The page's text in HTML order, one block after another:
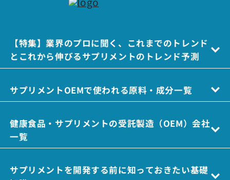
【特集】業界のプロに聞く、これまでのトレンド
とこれから伸びるサプリメントのトレンド予測
サプリメントOEMで使われる原料・成分一覧
健康食品・サプリメントの受託製造（OEM）会社
一覧
サプリメントを開発する前に知っておきたい基礎